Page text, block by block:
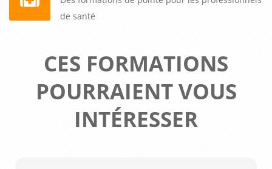
de santé
CES FORMATIONS
POURRAIENT VOUS
INTÉRESSER